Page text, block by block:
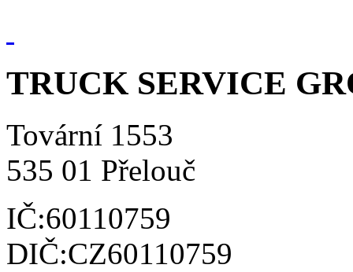
TRUCK SERVICE
Tovární 1553
535 01 Přelouč
IČ:60110759
DIČ:CZ60110759